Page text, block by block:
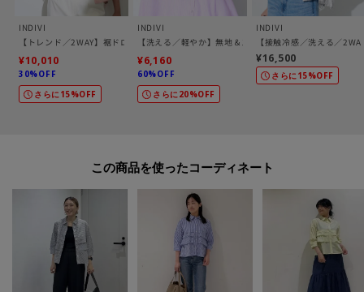
お得な情報をGETできます！！
POINT.1
再入荷通知や、値下げ情報・在庫状況をメルマガにてお知らせ♪
-・-・-・-・-・-・-・-・-・-・-・-・-・-・-・-・-・-・-・-・-・-
※照明の関係により、実際よりも色味が違って見える場合があります。また、
パソコン・スマートフォンなどの環境により、若干製品と画像のカラーが異
INDIVI
【トレンド／2WAY】裾ドロスト付きシアーブラウスブルゾン
¥10,010
30%OFF
さらに15%OFF
INDIVI
【洗える／軽やか】無地＆ストライプ柄 切替タックブラ
¥6,160
60%OFF
さらに20%OFF
INDIVI
【接触冷感／洗える／
¥16,500
さらに15%OFF
この商品を使った